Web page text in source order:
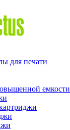
для печати
емкости